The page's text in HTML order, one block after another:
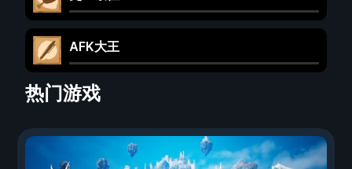
AFK大王
热门游戏